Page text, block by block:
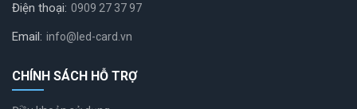
Điện thoại: 0909 27 37 97
Email: info@led-card.vn
CHÍNH SÁCH HỖ TRỢ